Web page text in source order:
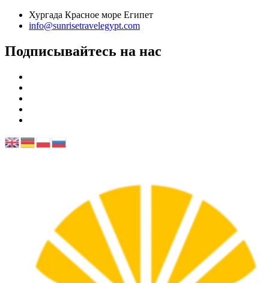
Хургада Красное море Египет
info@sunrisetravelegypt.com
Подписывайтесь на нас